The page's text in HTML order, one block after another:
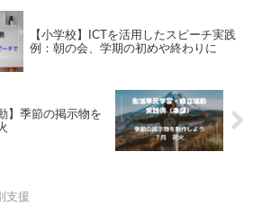
【小学校】ICTを活用したスピーチ実践
例：朝の会、学期の初めや終わりに
】季節の掲示物を
支援